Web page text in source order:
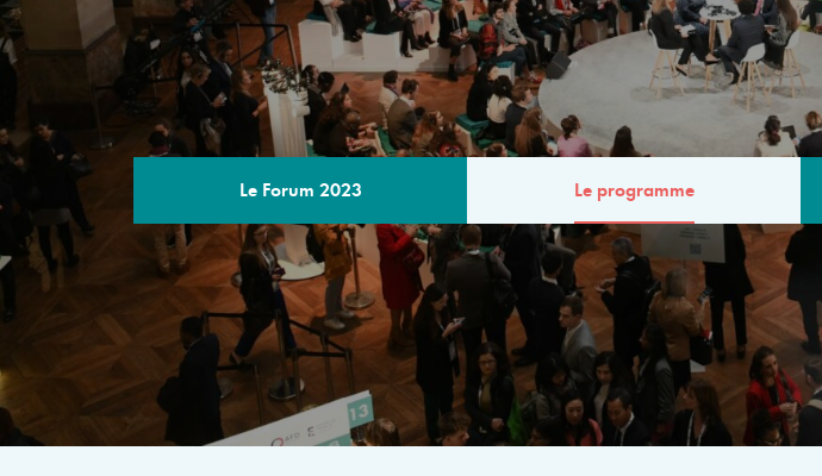
Le Forum 2023 Le programme
LE PROGRAMME
Un rendez-vous multilatéral